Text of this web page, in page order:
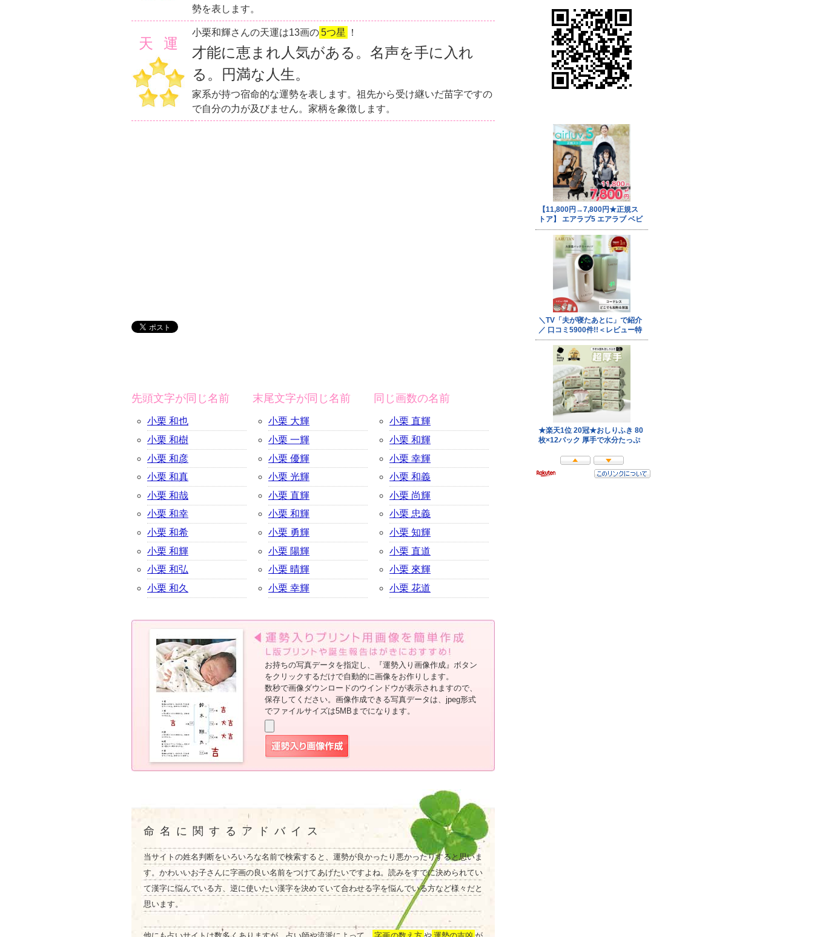
勢を表します。
天運
小栗和輝さんの天運は13画の5つ星 ！
才能に恵まれ人気がある。名声を手に入れ
る。円満な人生。
家系が持つ宿命的な運勢を表します。祖先から受け継いだ苗字ですの
で自分の力が及びません。家柄を象徴します。
先頭文字が同じ名前
小栗 和也
小栗 和樹
小栗 和彦
小栗 和真
小栗 和哉
小栗 和幸
小栗 和希
小栗 和輝
小栗 和弘
小栗 和久
末尾文字が同じ名前
小栗 大輝
小栗 一輝
小栗 優輝
小栗 光輝
小栗 直輝
小栗 和輝
小栗 勇輝
小栗 陽輝
小栗 晴輝
小栗 幸輝
同じ画数の名前
小栗 直輝
小栗 和輝
小栗 幸輝
小栗 和義
小栗 尚輝
小栗 忠義
小栗 知輝
小栗 直道
小栗 來輝
小栗 花道
お持ちの写真データを指定し、『運勢入り画像作成』ボタン
をクリックするだけで自動的に画像をお作りします。
数秒で画像ダウンロードのウインドウが表示されますので、
保存してください。画像作成できる写真データは、jpeg形式
でファイルサイズは5MBまでになります。
命名に関するアドバイス
当サイトの姓名判断をいろいろな名前で検索すると、運勢が良かったり悪かったりすると思いま
す。かわいいお子さんに字画の良い名前をつけてあげたいですよね。読みをすでに決められてい
て漢字に悩んでいる方、逆に使いたい漢字を決めていて合わせる字を悩んでいる方など様々だと
思います。